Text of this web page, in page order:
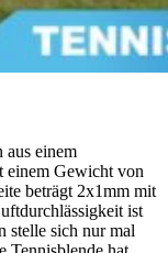
aus einem
einem Gewicht von
beträgt 2x1mm mit
ist
stelle sich nur mal